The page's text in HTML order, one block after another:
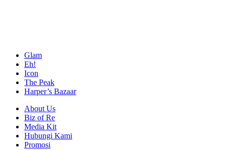
Glam
Eh!
Icon
The Peak
Harper’s Bazaar
About Us
Biz of Re
Media Kit
Hubungi Kami
Promosi